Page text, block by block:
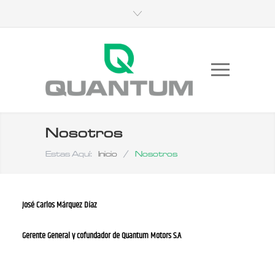
Nosotros
Estas Aquí: Inicio / Nosotros
José Carlos Márquez Díaz
Gerente General y cofundador de Quantum Motors S.A.